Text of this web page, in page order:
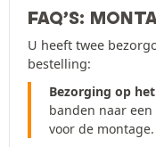
FAQ’S:
U heeft twee
bestelling:
Bezorging op
banden naar
voor de montage.